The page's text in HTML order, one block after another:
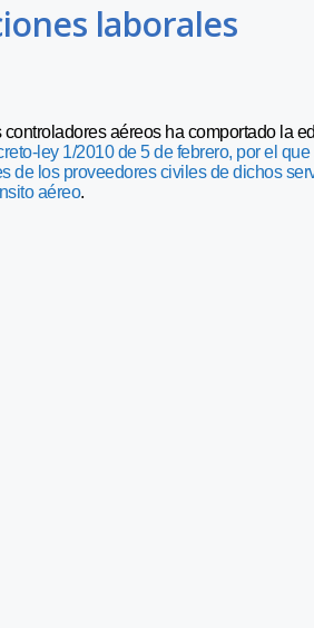
laborales
aéreos ha comportado la
ley 1/2010 de 5 de febrero, por el que
de los proveedores civiles de dichos
aéreo.